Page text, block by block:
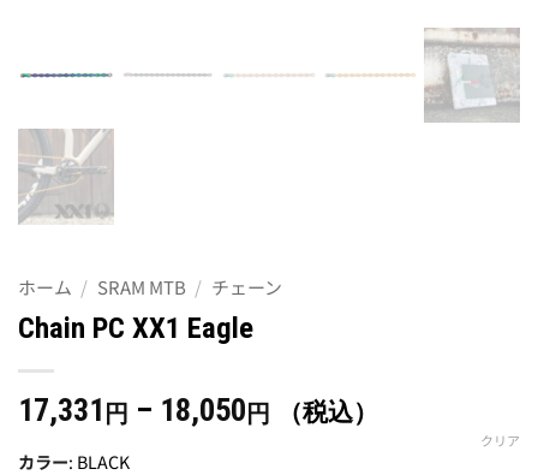
ホーム / SRAM MTB / チェーン
Chain PC XX1 Eagle
17,331 円 – 18,050 円
価（税込）
カラー: BLACK
クリア